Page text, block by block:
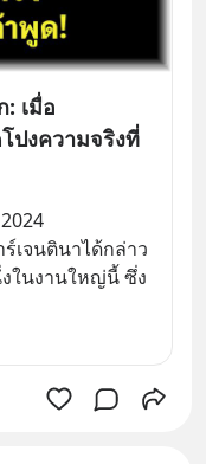
: เมื่อ
ปงความจริงที่
เจนตินาได้กล่าว
ในงานใหญ่นี้ ซึ่ง